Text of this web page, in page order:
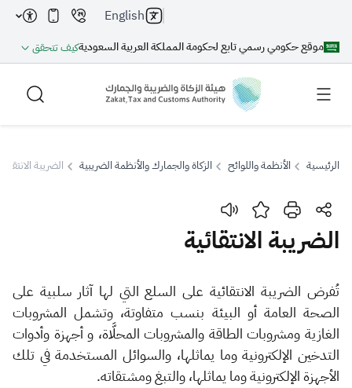
موقع حكومي رسمي تابع لحكومة المملكة العربية السعوديةكيف تتحقق
English
بحث
اقتراحات
الزكاة الجمارك
ضريبة القيمة المضافة
الإقرار الضريبي
التصرفات العقارية
الرئيسية الأنظمة واللوائح الزكاة والجمارك والأنظمة الضريبية الضريبة
الضريبة الانتقائية
​​​تُفرض الضريبة الانتقائية على السلع التي لها آثار سلبية على
الصحة العامة أو البيئة بنسب متفاوتة، وتشمل المشروبات
الغازية ومشروبات الطاقة والمشروبات المحلَّاة​، و أجهزة وأدوات
التدخين الإلكترونية وما يماثلها، والسوائل المستخدمة في تلك
الأجهزة الإلكترونية وما يماثلها، والتبغ ومشتقاته.